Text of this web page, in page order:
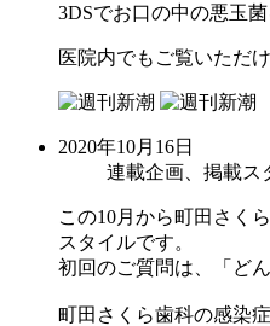
3DSでお口の中の悪玉
医院内でもご覧いただ
2020年10月16日
連載企画、掲載ス
この10月から町田さく
スタイルです。
初回のご質問は、「ど
町田さくら歯科の感染